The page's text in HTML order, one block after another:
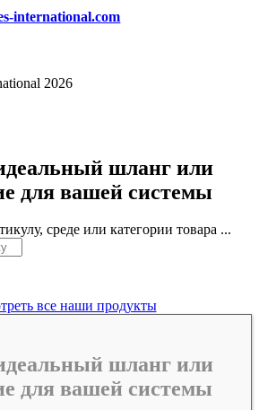
international.com
2026
шланг или
для вашей системы
среде или категории товара ...
все наши продукты
шланг или
для вашей системы